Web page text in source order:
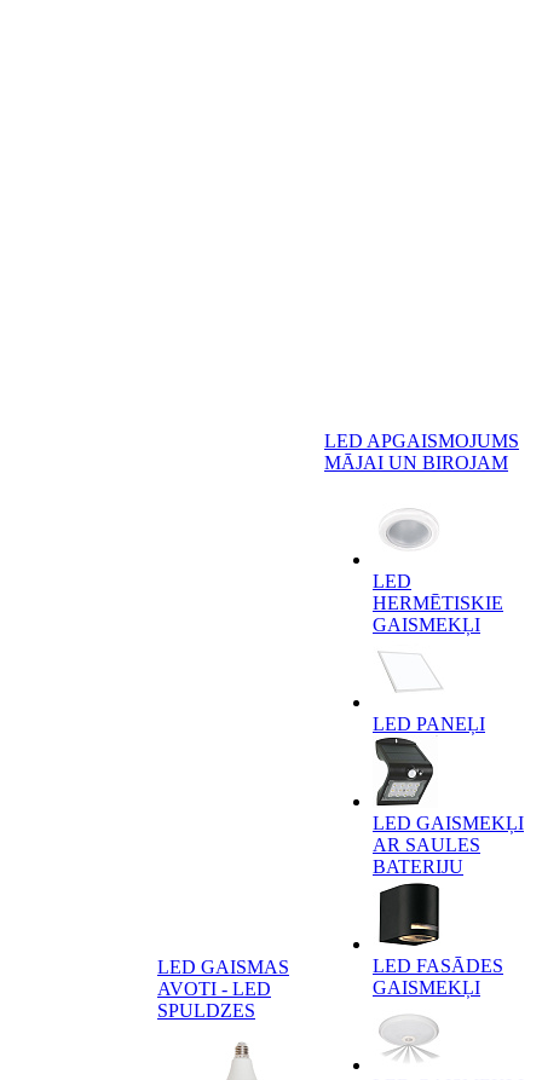
LED GAISMAS
AVOTI - LED
SPULDZES
LED APGAISMOJUMS
MĀJAI UN BIROJAM
LED
HERMĒTISKIE
GAISMEKĻI
LED PANEĻI
LED GAISMEKĻI
AR SAULES
BATERIJU
LED FASĀDES
GAISMEKĻI